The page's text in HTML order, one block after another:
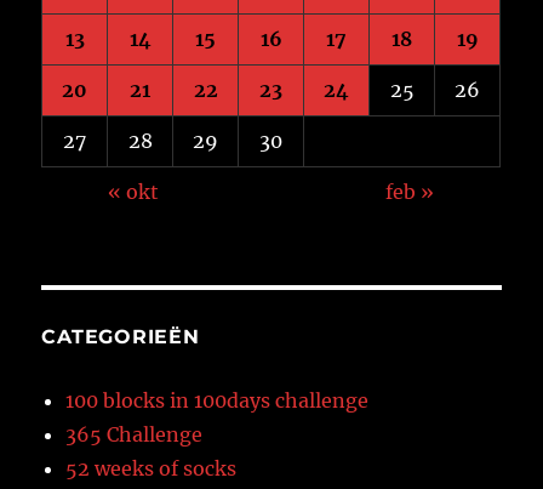
13 14 15 16 17 18 19
20 21 22 23 24 25 26
27 28 29 30
« okt feb »
CATEGORIEËN
100 blocks in 100days challenge
365 Challenge
52 weeks of socks